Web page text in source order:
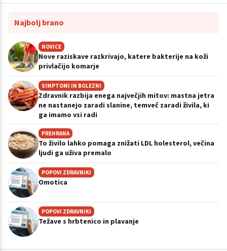
Najbolj brano
NOVICE
Nove raziskave razkrivajo, katere bakterije na koži
privlačijo komarje
SIMPTOMI IN BOLEZNI
Zdravnik razbija enega največjih mitov: mastna jetra
ne nastanejo zaradi slanine, temveč zaradi živila, ki
ga imamo vsi radi
PREHRANA
To živilo lahko pomaga znižati LDL holesterol, večina
ljudi ga uživa premalo
POPOVI ZDRAVNIKI
Omotica
POPOVI ZDRAVNIKI
Težave s hrbtenico in plavanje